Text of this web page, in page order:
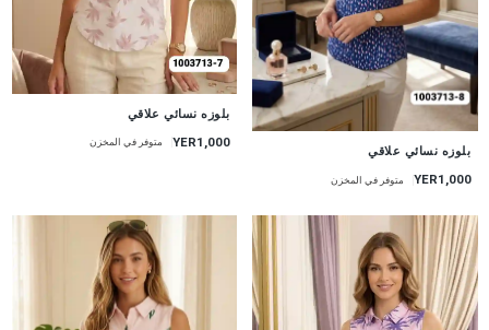
جديد
بلوزه نسائي علاقي
YER1,000 متوفر في المخزن
بلوزه نسائي علاقي
YER1,000 متوفر في المخزن